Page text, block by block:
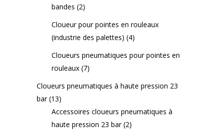
bandes (2)
Cloueur pour pointes en rouleaux
(industrie des palettes) (4)
Cloueurs pneumatiques pour pointes en
rouleaux (7)
Cloueurs pneumatiques à haute pression 23
bar (13)
Accessoires cloueurs pneumatiques à
haute pression 23 bar (2)